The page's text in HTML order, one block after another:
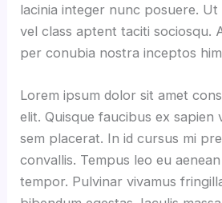
lacinia integer nunc posuere.
vel class aptent taciti sociosqu.
per conubia nostra inceptos
Lorem ipsum dolor sit amet
elit. Quisque faucibus ex sapien
sem placerat. In id cursus mi
convallis. Tempus leo eu
tempor. Pulvinar vivamus